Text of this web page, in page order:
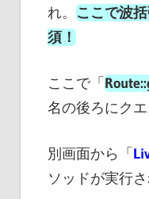
れ。 ここで波
須！
ここで「
名の後ろにク
別画面から「
ソッドが実行さ